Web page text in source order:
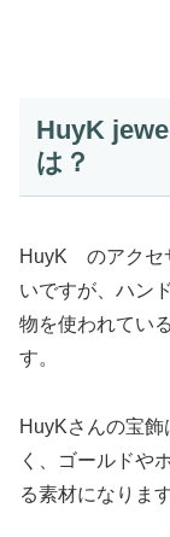
HuyK
は？
HuyK のアクセ
いですが、ハン
物を使われてい
す。
HuyKさんの宝
く、ゴールドや
る素材になります